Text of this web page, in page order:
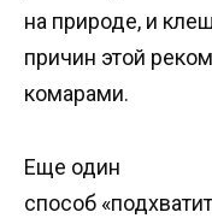
на природе, и
причин этой
комарами.
Еще один
способ